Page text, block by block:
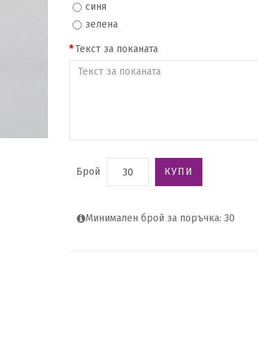
синя
зелена
Текст за поканата
Брой КУПИ
Минимален брой за поръчка: 30